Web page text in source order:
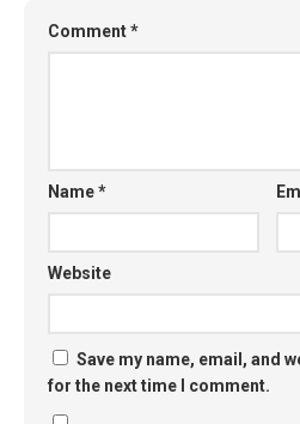
Comment*
Name*
Website
Save my name, email, and
for the next time I comment.